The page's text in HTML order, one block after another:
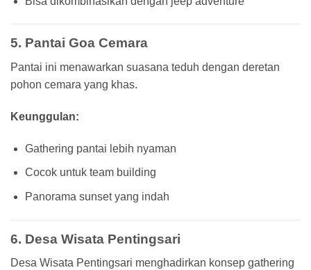
5. Pantai Goa Cemara
Pantai ini menawarkan suasana teduh dengan deretan
pohon cemara yang khas.
Keunggulan:
Gathering pantai lebih nyaman
Cocok untuk team building
Panorama sunset yang indah
6. Desa Wisata Pentingsari
Desa Wisata Pentingsari menghadirkan konsep gathering